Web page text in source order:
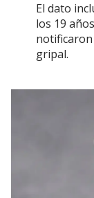
El dato
los 19
notificaron
gripal.